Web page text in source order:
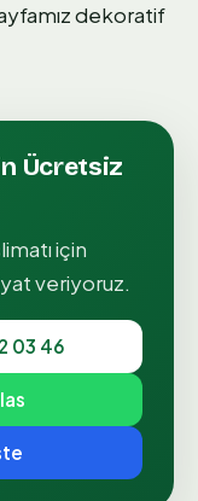
dekoratif
Ücretsiz
için
veriyoruz.
03 46